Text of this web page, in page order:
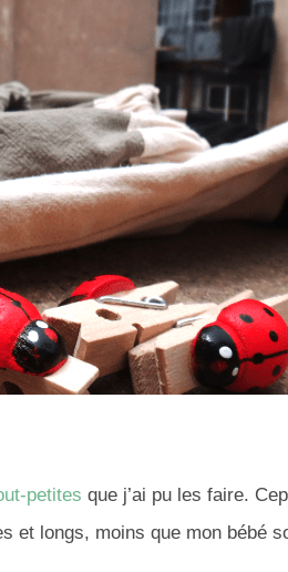
petites que j’ai pu les faire.
et longs, moins que mon bébé